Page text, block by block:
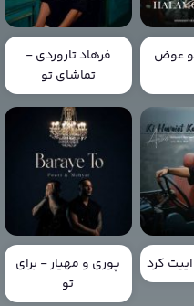
عوض
فرهاد تاروردی -
تماشای تو
کرد
پوری و مهیار - برای
تو